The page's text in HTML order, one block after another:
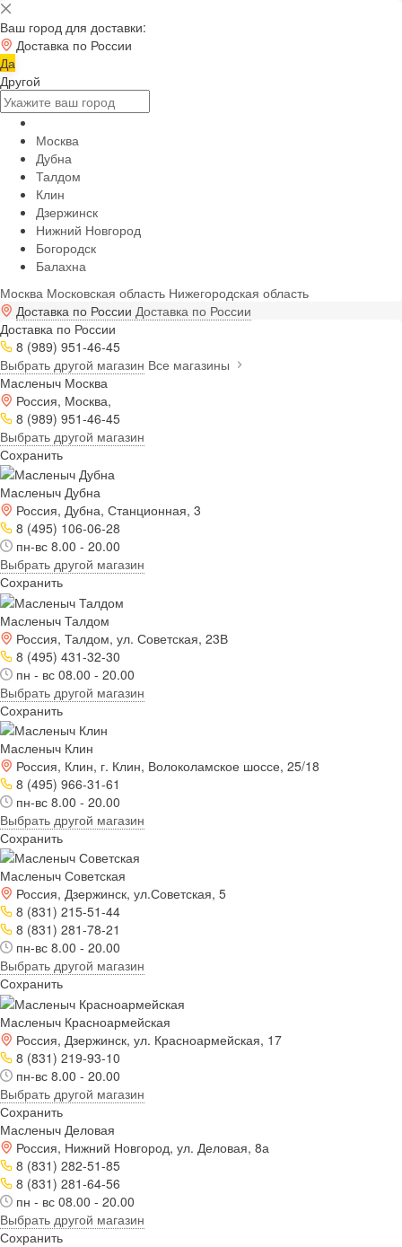
Ваш город для доставки:
Доставка по России
Да
Другой
Москва
Дубна
Талдом
Клин
Дзержинск
Нижний Новгород
Богородск
Балахна
Москва Московская область Нижегородская область
Доставка по России Доставка по России
Доставка по России
8 (989) 951-46-45
Выбрать другой магазин Все магазины
Масленыч Москва
Россия, Москва,
8 (989) 951-46-45
Выбрать другой магазин
Сохранить
Масленыч Дубна
Россия, Дубна, Станционная, 3
8 (495) 106-06-28
пн-вс 8.00 - 20.00
Выбрать другой магазин
Сохранить
Масленыч Талдом
Россия, Талдом, ул. Советская, 23В
8 (495) 431-32-30
пн - вс 08.00 - 20.00
Выбрать другой магазин
Сохранить
Масленыч Клин
Россия, Клин, г. Клин, Волоколамское шоссе, 25/18
8 (495) 966-31-61
пн-вс 8.00 - 20.00
Выбрать другой магазин
Сохранить
Масленыч Советская
Россия, Дзержинск, ул.Советская, 5
8 (831) 215-51-44
8 (831) 281-78-21
пн-вс 8.00 - 20.00
Выбрать другой магазин
Сохранить
Масленыч Красноармейская
Россия, Дзержинск, ул. Красноармейская, 17
8 (831) 219-93-10
пн-вс 8.00 - 20.00
Выбрать другой магазин
Сохранить
Масленыч Деловая
Россия, Нижний Новгород, ул. Деловая, 8а
8 (831) 282-51-85
8 (831) 281-64-56
пн - вс 08.00 - 20.00
Выбрать другой магазин
Сохранить